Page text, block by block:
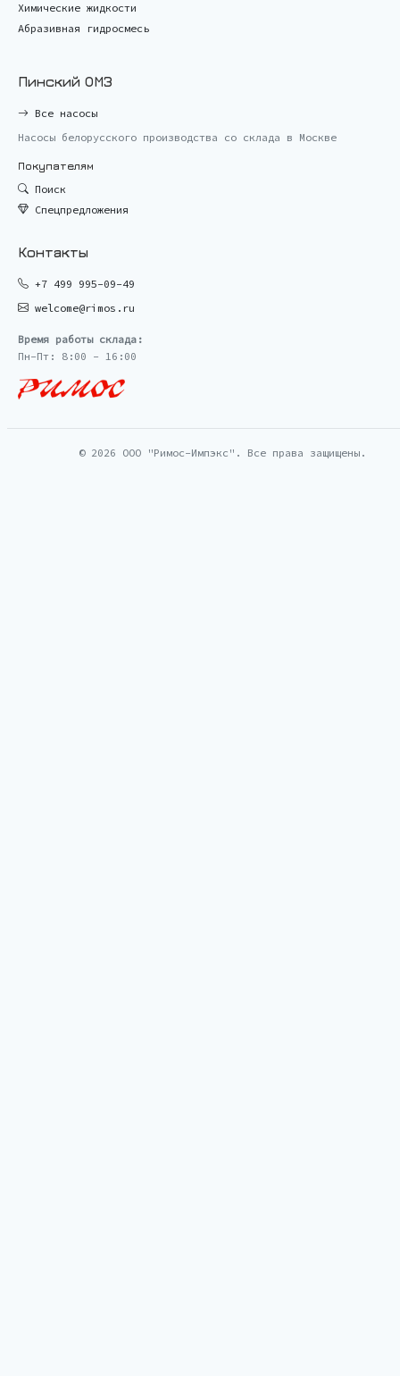
Химические жидкости
Абразивная гидросмесь
Пинский ОМЗ
Все насосы
Насосы белорусского производства со склада в Москве
Покупателям
Поиск
Спецпредложения
Контакты
+7 499 995-09-49
welcome@rimos.ru
Время работы склада:
Пн-Пт: 8:00 - 16:00
© 2026 ООО "Римос-Импэкс". Все права защищены.